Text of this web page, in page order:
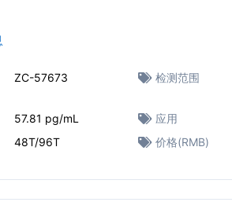
ZC-57673 检测范围
57.81 pg/mL 应用
48T/96T 价格(RMB)